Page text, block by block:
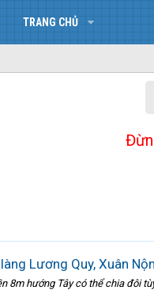
TRANG CHỦ
Lương Quy, Xuân
8m hướng Tây có thể chia đôi